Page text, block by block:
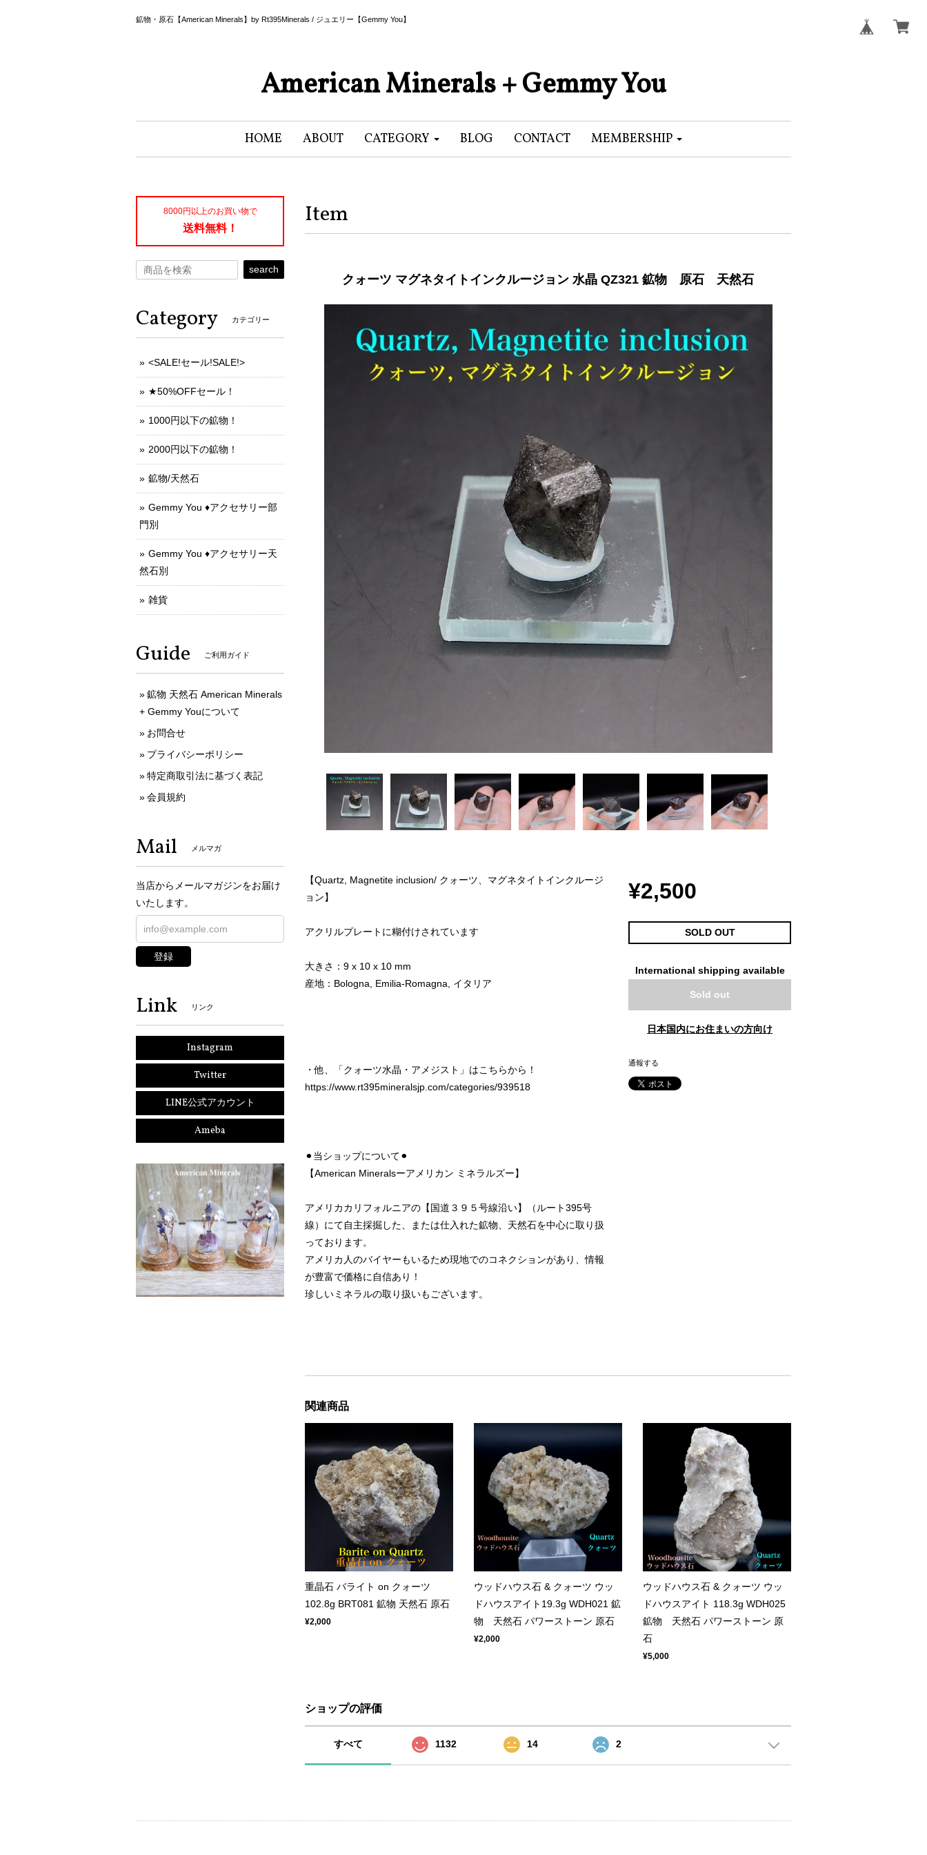
鉱物・原石【American Minerals】by Rt395Minerals / ジュエリー【Gemmy You】
American Minerals + Gemmy You
HOME ABOUT CATEGORY BLOG CONTACT MEMBERSHIP
Item
クォーツ マグネタイトインクルージョン 水晶 QZ321 鉱物 原石 天然石
【Quartz, Magnetite inclusion/ クォーツ、マグネタイトインクルージ
ョン】
アクリルプレートに糊付けされています
大きさ：9 x 10 x 10 mm
産地：Bologna, Emilia-Romagna, イタリア
・他、「クォーツ水晶・アメジスト」はこちらから！
https://www.rt395mineralsjp.com/categories/939518
⚫︎当ショップについて⚫︎
【American Mineralsーアメリカン ミネラルズー】
アメリカカリフォルニアの【国道３９５号線沿い】（ルート395号
線）にて自主採掘した、または仕入れた鉱物、天然石を中心に取り扱
っております。
アメリカ人のバイヤーもいるため現地でのコネクションがあり、情報
が豊富で価格に自信あり！
珍しいミネラルの取り扱いもございます。
¥2,500
SOLD OUT
International shipping available
Sold out
日本国内にお住まいの方向け
通報する
関連商品
重晶石 バライト on クォーツ
102.8g BRT081 鉱物 天然石 原石
¥2,000
ウッドハウス石 & クォーツ ウッ
ドハウスアイト19.3g WDH021 鉱
物 天然石 パワーストーン 原石
¥2,000
ウッドハウス石 & クォーツ ウッ
ドハウスアイト 118.3g WDH025
鉱物 天然石 パワーストーン 原
石
¥5,000
ショップの評価
すべて 1132 14 2
8000円以上のお買い物で
送料無料！
search
Category カテゴリー
<SALE!セール!SALE!>
★50%OFFセール！
1000円以下の鉱物！
2000円以下の鉱物！
鉱物/天然石
Gemmy You ♦︎アクセサリー部
門別
Gemmy You ♦︎アクセサリー天
然石別
雑貨
Guide ご利用ガイド
鉱物 天然石 American Minerals
+ Gemmy Youについて
お問合せ
プライバシーポリシー
特定商取引法に基づく表記
会員規約
Mail メルマガ
当店からメールマガジンをお届け
いたします。
登録
Link リンク
Instagram
Twitter
LINE公式アカウント
Ameba